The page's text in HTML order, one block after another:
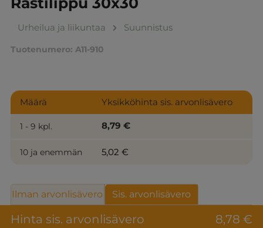
Urheilua ja liikuntaa Suunnistus
Tuotenumero: A11-910
Hinta sis. arvonlisävero 8,78 €
Määrä Yksikköhinta sis. arvonlisävero
1 - 9 kpl. 8,79 €
10 ja enemmän 5,02 €
Ilman arvonlisävero Sis. arvonlisävero